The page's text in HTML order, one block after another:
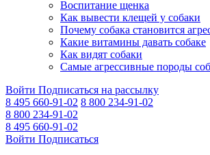
Воспитание щенка
Как вывести клещей у собаки
Почему собака становится
Какие витамины давать собаке
Как видят собаки
Самые агрессивные породы
Войти Подписаться на рассылку
8 495 660-91-02 8 800 234-91-02
8 800 234-91-02
8 495 660-91-02
Войти Подписаться